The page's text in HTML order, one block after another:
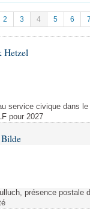
)
2 3 4 5 6
Hetzel
service civique dans
pour 2027
présence postale